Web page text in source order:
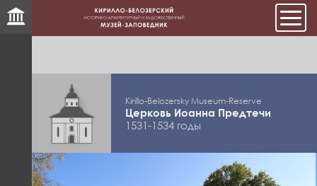
Kirillo-Belozersky Museum-Reserve
Церковь Иоанна Предтечи
1531-1534 годы